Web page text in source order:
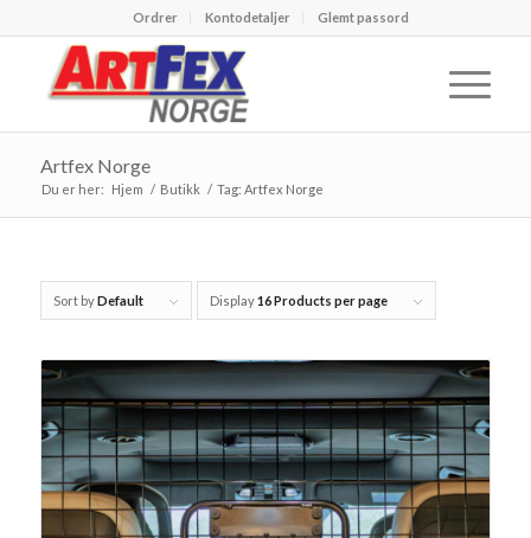
Ordrer Kontodetaljer Glemt passord
Artfex Norge
Du er her: Hjem / Butikk / Tag: Artfex Norge
Sort byDefault Display16 Products per page